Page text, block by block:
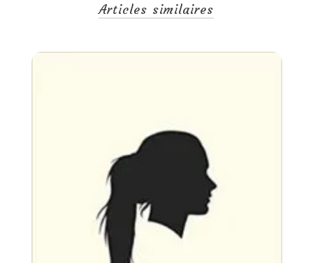
Articles similaires